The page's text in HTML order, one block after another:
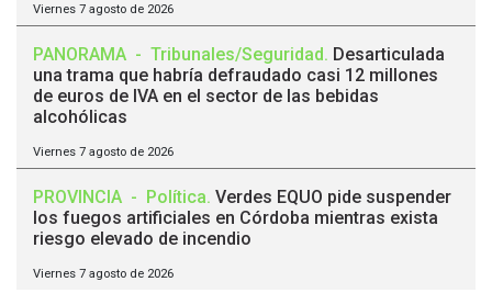
Viernes 7 agosto de 2026
PANORAMA - Tribunales/Seguridad. Desarticulada
una trama que habría defraudado casi 12 millones
de euros de IVA en el sector de las bebidas
alcohólicas
Viernes 7 agosto de 2026
PROVINCIA - Política. Verdes EQUO pide suspender
los fuegos artificiales en Córdoba mientras exista
riesgo elevado de incendio
Viernes 7 agosto de 2026